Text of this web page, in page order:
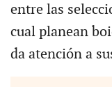
entre las
cual planean
da atención a